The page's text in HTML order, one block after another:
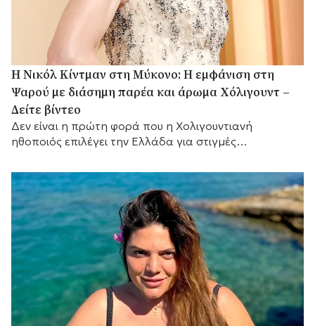
H Νικόλ Κίντμαν στη Μύκονο: Η εμφάνιση στη
Ψαρού με διάσημη παρέα και άρωμα Χόλιγουντ –
Δείτε βίντεο
Δεν είναι η πρώτη φορά που η Χολιγουντιανή
ηθοποιός επιλέγει την Ελλάδα για στιγμές